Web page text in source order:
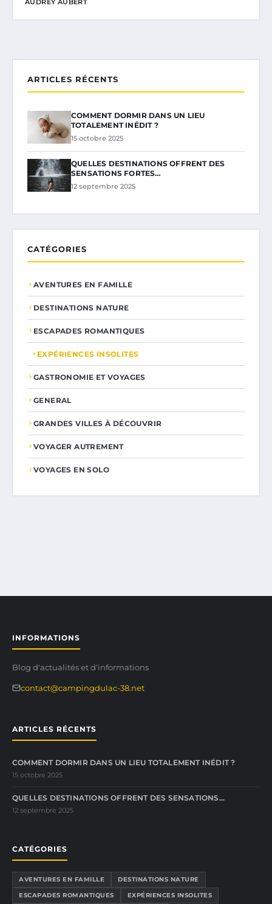
ARTICLES RÉCENTS
COMMENT DORMIR DANS UN LIEU
TOTALEMENT INÉDIT ?
15 octobre 2025
QUELLES DESTINATIONS OFFRENT DES
SENSATIONS FORTES…
12 septembre 2025
CATÉGORIES
AVENTURES EN FAMILLE
DESTINATIONS NATURE
ESCAPADES ROMANTIQUES
EXPÉRIENCES INSOLITES
GASTRONOMIE ET VOYAGES
GENERAL
GRANDES VILLES À DÉCOUVRIR
VOYAGER AUTREMENT
VOYAGES EN SOLO
INFORMATIONS
Blog d'actualités et d'informations
contact@campingdulac-38.net
ARTICLES RÉCENTS
COMMENT DORMIR DANS UN LIEU TOTALEMENT INÉDIT ?
15 octobre 2025
QUELLES DESTINATIONS OFFRENT DES SENSATIONS…
12 septembre 2025
CATÉGORIES
AVENTURES EN FAMILLE
DESTINATIONS NATURE
ESCAPADES ROMANTIQUES
EXPÉRIENCES INSOLITES